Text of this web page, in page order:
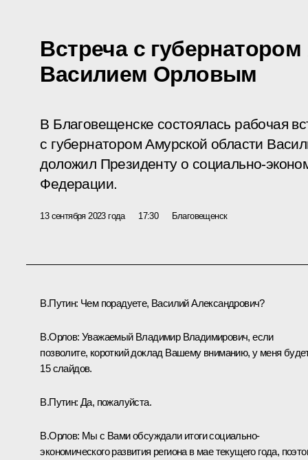
Встреча с
Василием Орловым
В Благовещенске состоялась рабочая
с губернатором Амурской области
доложил Президенту о социально-
Федерации.
13 сентября 2023 года 17:30 Благовещенск
В.Путин: Чем порадуете, Василий Александрович?
В.Орлов: Уважаемый Владимир Владимирович, если
позволите, короткий доклад Вашему вниманию, у меня
15 слайдов.
В.Путин: Да, пожалуйста.
В.Орлов: Мы с Вамиобсуждалиитоги социально-
экономического развития региона в мае текущего года,